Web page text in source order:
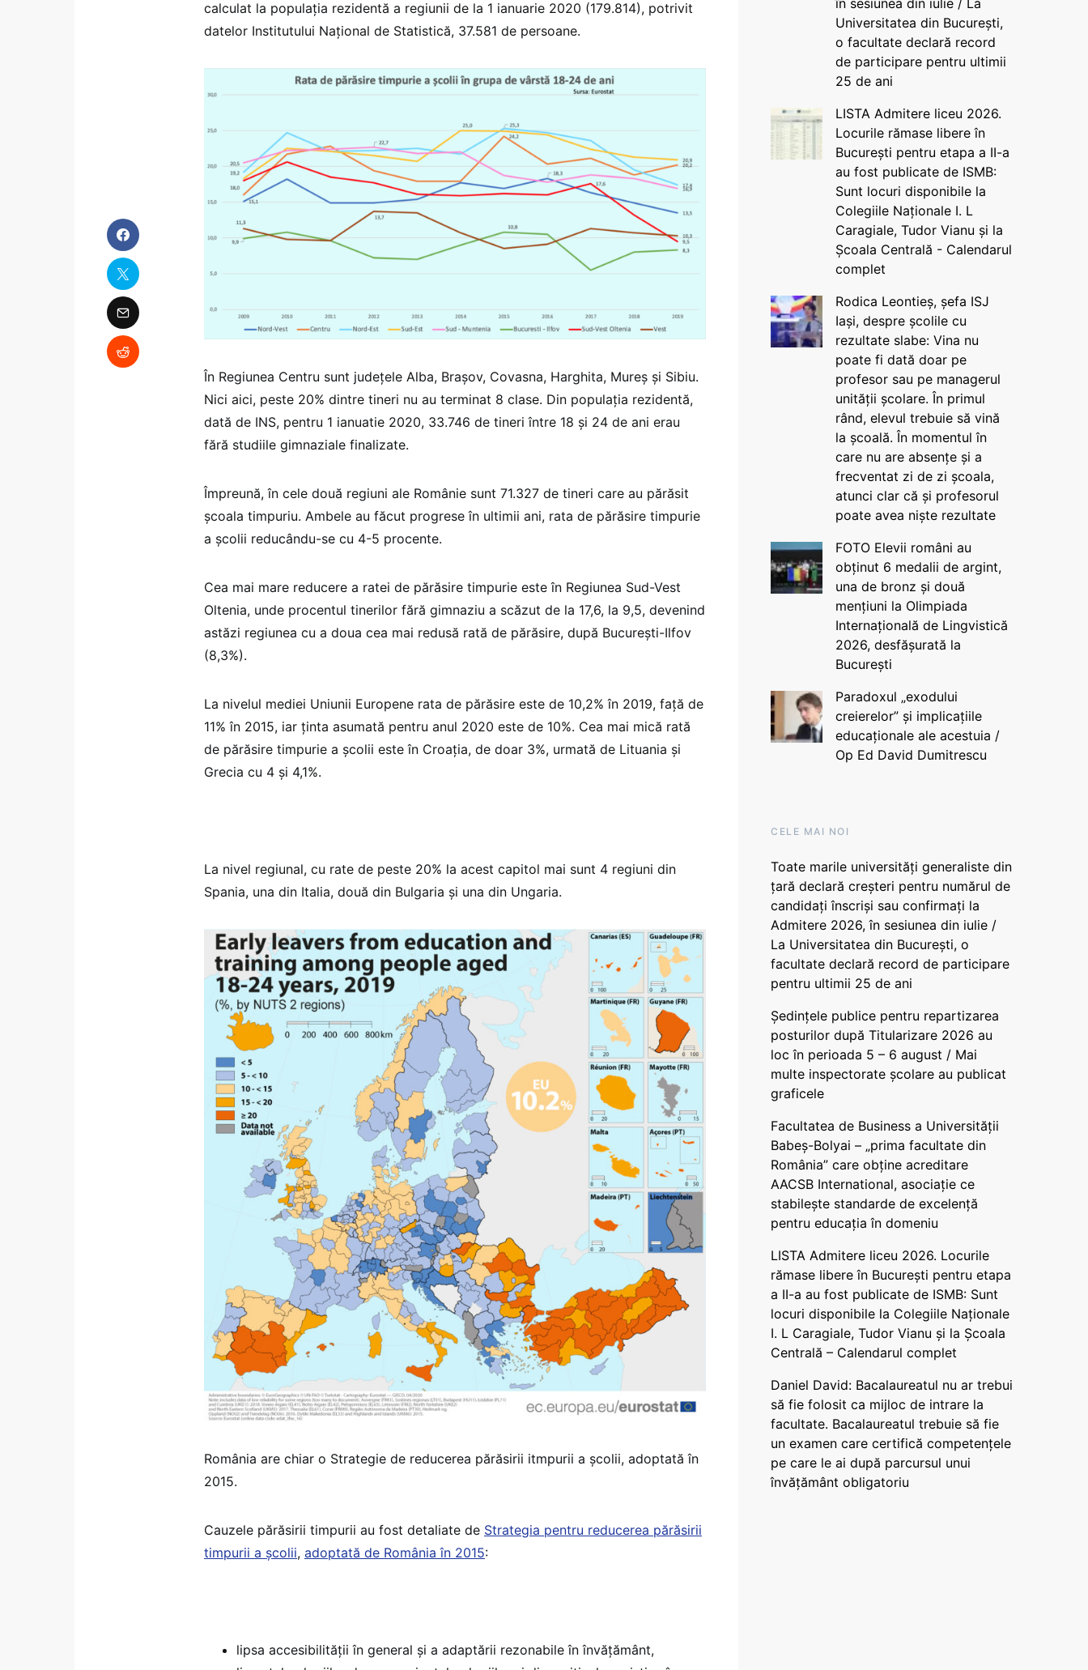
calculat la populația rezidentă a regiunii de la 1 ianuarie 2020 (179.814), potrivit
datelor Institutului Național de Statistică, 37.581 de persoane.
În Regiunea Centru sunt județele Alba, Brașov, Covasna, Harghita, Mureș și Sibiu.
Nici aici, peste 20% dintre tineri nu au terminat 8 clase. Din populația rezidentă,
dată de INS, pentru 1 ianuatie 2020, 33.746 de tineri între 18 și 24 de ani erau
fără studiile gimnaziale finalizate.
Împreună, în cele două regiuni ale Românie sunt 71.327 de tineri care au părăsit
școala timpuriu. Ambele au făcut progrese în ultimii ani, rata de părăsire timpurie
a școlii reducându-se cu 4-5 procente.
Cea mai mare reducere a ratei de părăsire timpurie este în Regiunea Sud-Vest
Oltenia, unde procentul tinerilor fără gimnaziu a scăzut de la 17,6, la 9,5, devenind
astăzi regiunea cu a doua cea mai redusă rată de părăsire, după București-Ilfov
(8,3%).
La nivelul mediei Uniunii Europene rata de părăsire este de 10,2% în 2019, față de
11% în 2015, iar ținta asumată pentru anul 2020 este de 10%. Cea mai mică rată
de părăsire timpurie a școlii este în Croația, de doar 3%, urmată de Lituania și
Grecia cu 4 și 4,1%.
La nivel regiunal, cu rate de peste 20% la acest capitol mai sunt 4 regiuni din
Spania, una din Italia, două din Bulgaria și una din Ungaria.
România are chiar o Strategie de reducerea părăsirii itmpurii a școlii, adoptată în
2015.
Cauzele părăsirii timpurii au fost detaliate de Strategia pentru reducerea părăsirii
timpurii a școlii, adoptată de România în 2015:
lipsa accesibilității în general și a adaptării rezonabile în învățământ,
în sesiunea din iulie / La
Universitatea din București,
o facultate declară record
de participare pentru ultimii
25 de ani
LISTA Admitere liceu 2026.
Locurile rămase libere în
București pentru etapa a II-a
au fost publicate de ISMB:
Sunt locuri disponibile la
Colegiile Naționale I. L
Caragiale, Tudor Vianu și la
Școala Centrală - Calendarul
complet
Rodica Leontieș, șefa ISJ
Iași, despre școlile cu
rezultate slabe: Vina nu
poate fi dată doar pe
profesor sau pe managerul
unității școlare. În primul
rând, elevul trebuie să vină
la școală. În momentul în
care nu are absențe și a
frecventat zi de zi școala,
atunci clar că și profesorul
poate avea niște rezultate
FOTO Elevii români au
obținut 6 medalii de argint,
una de bronz și două
mențiuni la Olimpiada
Internațională de Lingvistică
2026, desfășurată la
București
Paradoxul „exodului
creierelor” și implicațiile
educaționale ale acestuia /
Op Ed David Dumitrescu
CELE MAI NOI
Toate marile universități generaliste din
țară declară creșteri pentru numărul de
candidați înscriși sau confirmați la
Admitere 2026, în sesiunea din iulie /
La Universitatea din București, o
facultate declară record de participare
pentru ultimii 25 de ani
Ședințele publice pentru repartizarea
posturilor după Titularizare 2026 au
loc în perioada 5 – 6 august / Mai
multe inspectorate școlare au publicat
graficele
Facultatea de Business a Universității
Babeș-Bolyai – „prima facultate din
România” care obține acreditare
AACSB International, asociație ce
stabilește standarde de excelență
pentru educația în domeniu
LISTA Admitere liceu 2026. Locurile
rămase libere în București pentru etapa
a II-a au fost publicate de ISMB: Sunt
locuri disponibile la Colegiile Naționale
I. L Caragiale, Tudor Vianu și la Școala
Centrală – Calendarul complet
Daniel David: Bacalaureatul nu ar trebui
să fie folosit ca mijloc de intrare la
facultate. Bacalaureatul trebuie să fie
un examen care certifică competențele
pe care le ai după parcursul unui
învățământ obligatoriu